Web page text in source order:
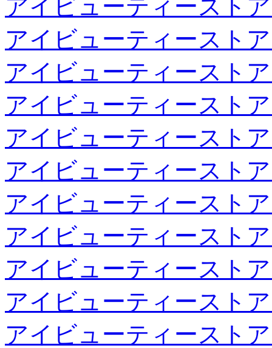
アイビューティースト
アイビューティースト
アイビューティースト
アイビューティースト
アイビューティースト
アイビューティースト
アイビューティースト
アイビューティースト
アイビューティースト
アイビューティースト
アイビューティースト